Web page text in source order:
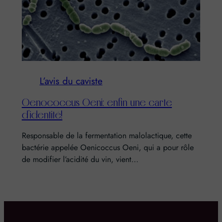
L’avis du caviste
Oenococcus Oeni: enfin une carte
d’identité!
Responsable de la fermentation malolactique, cette
bactérie appelée Oenicoccus Oeni, qui a pour rôle
de modifier l’acidité du vin, vient…